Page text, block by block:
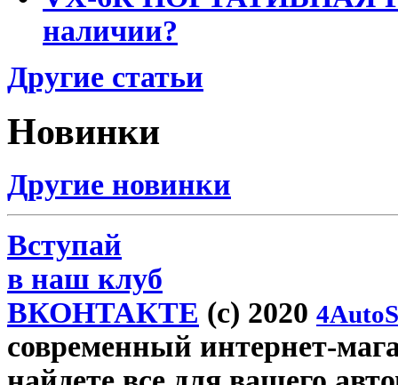
наличии?
Другие статьи
Новинки
Другие новинки
Вступай
в наш клуб
ВКОНТАКТЕ (c) 2020
современный интернет-